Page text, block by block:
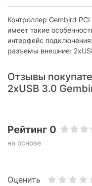
Контроллер Gembird
имеет такие
интерфейс
разъемы внешние:
Отзывы
2xUSB 3.0
Рейтинг 0
на основе
Оценить